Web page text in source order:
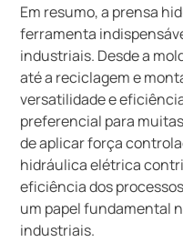
Em resumo, a prensa
ferramenta
industriais. Desde a
até a reciclagem e
versatilidade e
preferencial para
de aplicar força
hidráulica elétrica
eficiência dos
um papel fundamental
industriais.